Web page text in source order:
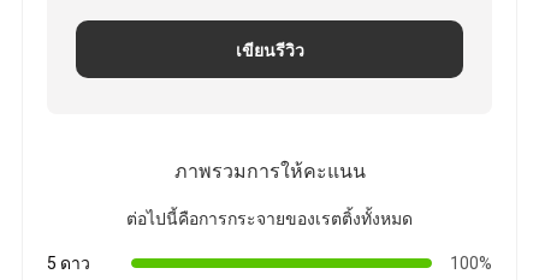
เขียนรีวิว
ภาพรวมการให้คะแนน
ต่อไปนี้คือการกระจายของเรตติ้งทั้งหมด
5 ดาว
100%